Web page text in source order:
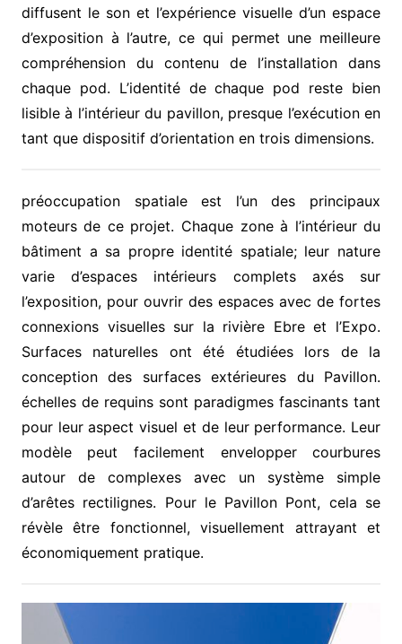
diffusent le son et l’expérience visuelle d’un espace
d’exposition à l’autre, ce qui permet une meilleure
compréhension du contenu de l’installation dans
chaque pod. L’identité de chaque pod reste bien
lisible à l’intérieur du pavillon, presque l’exécution en
tant que dispositif d’orientation en trois dimensions.
préoccupation spatiale est l’un des principaux
moteurs de ce projet. Chaque zone à l’intérieur du
bâtiment a sa propre identité spatiale; leur nature
varie d’espaces intérieurs complets axés sur
l’exposition, pour ouvrir des espaces avec de fortes
connexions visuelles sur la rivière Ebre et l’Expo.
Surfaces naturelles ont été étudiées lors de la
conception des surfaces extérieures du Pavillon.
échelles de requins sont paradigmes fascinants tant
pour leur aspect visuel et de leur performance. Leur
modèle peut facilement envelopper courbures
autour de complexes avec un système simple
d’arêtes rectilignes. Pour le Pavillon Pont, cela se
révèle être fonctionnel, visuellement attrayant et
économiquement pratique.